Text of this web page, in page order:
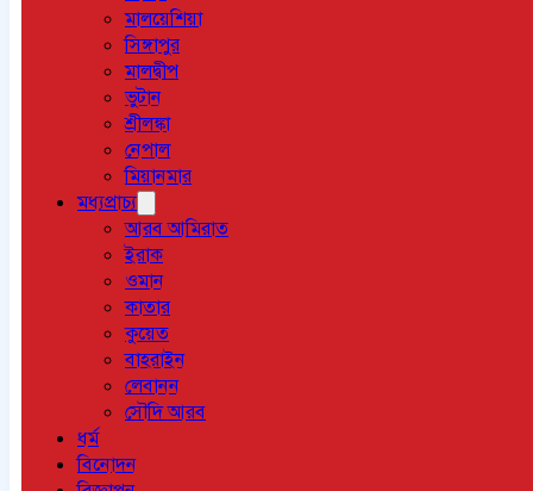
মালয়েশিয়া
সিঙ্গাপুর
মালদ্বীপ
ভুটান
শ্রীলঙ্কা
নেপাল
মিয়ানমার
মধ্যপ্রাচ্য
আরব আমিরাত
ইরাক
ওমান
কাতার
কুয়েত
বাহরাইন
লেবানন
সৌদি আরব
ধর্ম
বিনোদন